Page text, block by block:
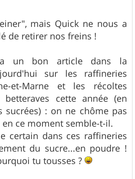
mais Quick ne nous a
de retirer nos freins !
un bon article dans la
sur les raffineries
et-Marne et les récoltes
betteraves cette année (en
sucrées) : on ne chôme pas
ce moment semble-t-il.
certain dans ces raffineries
du sucre...en poudre !
tu tousses ?